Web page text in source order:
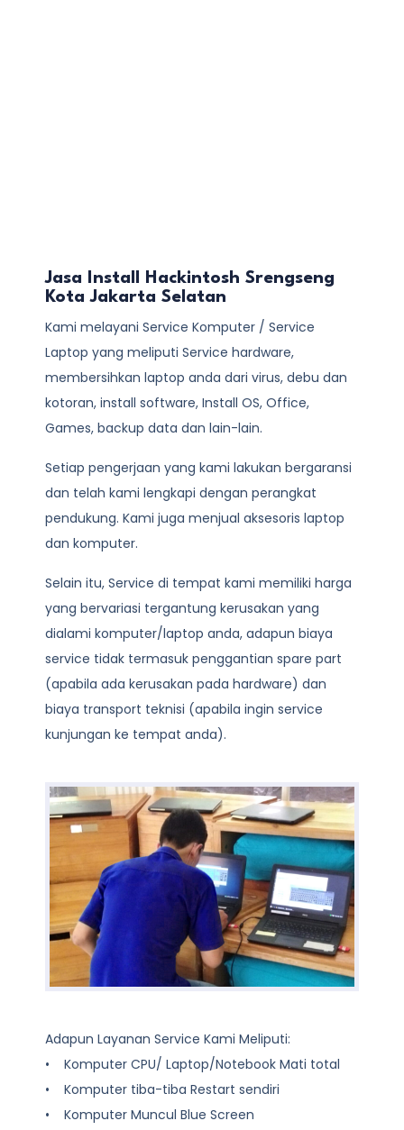
Jasa Install Hackintosh Srengseng
Kota Jakarta Selatan
Kami melayani Service Komputer / Service
Laptop yang meliputi Service hardware,
membersihkan laptop anda dari virus, debu dan
kotoran, install software, Install OS, Office,
Games, backup data dan lain-lain.
Setiap pengerjaan yang kami lakukan bergaransi
dan telah kami lengkapi dengan perangkat
pendukung. Kami juga menjual aksesoris laptop
dan komputer.
Selain itu, Service di tempat kami memiliki harga
yang bervariasi tergantung kerusakan yang
dialami komputer/laptop anda, adapun biaya
service tidak termasuk penggantian spare part
(apabila ada kerusakan pada hardware) dan
biaya transport teknisi (apabila ingin service
kunjungan ke tempat anda).
Adapun Layanan Service Kami Meliputi:
• Komputer CPU/ Laptop/Notebook Mati total
• Komputer tiba-tiba Restart sendiri
• Komputer Muncul Blue Screen